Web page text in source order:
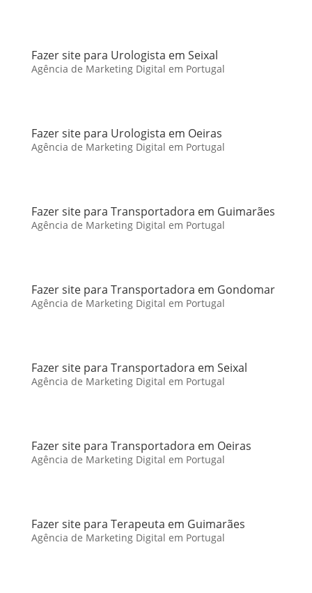
Fazer site para Urologista em Seixal
Agência de Marketing Digital em Portugal
Fazer site para Urologista em Oeiras
Agência de Marketing Digital em Portugal
Fazer site para Transportadora em Guimarães
Agência de Marketing Digital em Portugal
Fazer site para Transportadora em Gondomar
Agência de Marketing Digital em Portugal
Fazer site para Transportadora em Seixal
Agência de Marketing Digital em Portugal
Fazer site para Transportadora em Oeiras
Agência de Marketing Digital em Portugal
Fazer site para Terapeuta em Guimarães
Agência de Marketing Digital em Portugal